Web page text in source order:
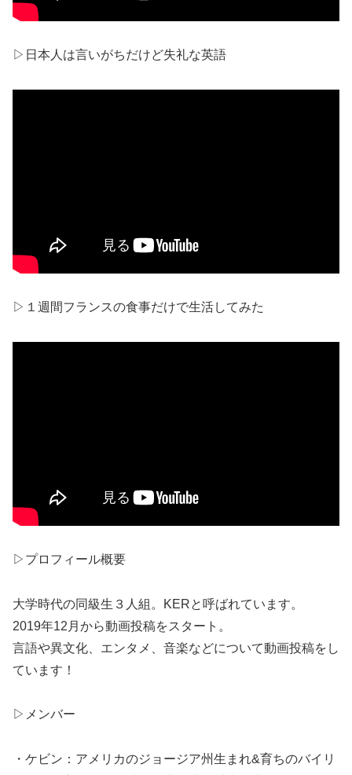
▷日本人は言いがちだけど失礼な英語
▷１週間フランスの食事だけで生活してみた
▷プロフィール概要
大学時代の同級生３人組。KERと呼ばれています。
2019年12月から動画投稿をスタート。
言語や異文化、エンタメ、音楽などについて動画投稿をし
ています！
▷メンバー
・ケビン：アメリカのジョージア州生まれ&育ちのバイリ